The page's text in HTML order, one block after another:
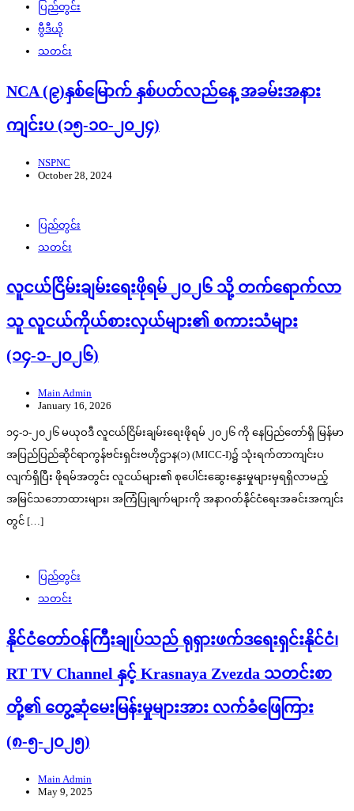
ပြည်တွင်း
ဗွီဒီယို
သတင်း
NCA (၉)နှစ်မြောက် နှစ်ပတ်လည်နေ့ အခမ်းအနား
ကျင်းပ (၁၅-၁၀-၂၀၂၄)
NSPNC
October 28, 2024
ပြည်တွင်း
သတင်း
လူငယ်ငြိမ်းချမ်းရေးဖိုရမ် ၂၀၂၆ သို့ တက်ရောက်လာ
သူ လူငယ်ကိုယ်စားလှယ်များ၏ စကားသံများ
(၁၄-၁-၂၀၂၆)
Main Admin
January 16, 2026
၁၄-၁-၂၀၂၆ မယုဝဒီ လူငယ်ငြိမ်းချမ်းရေးဖိုရမ် ၂၀၂၆ ကို နေပြည်တော်ရှိ မြန်မာ
အပြည်ပြည်ဆိုင်ရာကွန်ဗင်းရှင်းဗဟိုဌာန(၁) (MICC-I)၌ သုံးရက်တာကျင်းပ
လျက်ရှိပြီး ဖိုရမ်အတွင်း လူငယ်များ၏ စုပေါင်းဆွေးနွေးမှုများမှရရှိလာမည့်
အမြင်သဘောထားများ၊ အကြံပြုချက်များကို အနာဂတ်နိုင်ငံရေးအခင်းအကျင်း
တွင် […]
ပြည်တွင်း
သတင်း
နိုင်ငံတော်ဝန်ကြီးချုပ်သည် ရုရှားဖက်ဒရေးရှင်းနိုင်ငံ၊
RT TV Channel နှင့် Krasnaya Zvezda သတင်းစာ
တို့၏ တွေ့ဆုံမေးမြန်းမှုများအား လက်ခံဖြေကြား
(၈-၅-၂၀၂၅)
Main Admin
May 9, 2025